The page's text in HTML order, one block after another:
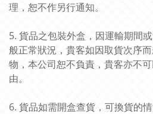
理，恕不作另行通知。
5. 貨品之包裝外盒，因運輸期間
般正常狀況，貴客如因取貨次序
物，本公司恕不負責，貴客亦不
由。
6. 貨品如需開盒查貨，可換貨的